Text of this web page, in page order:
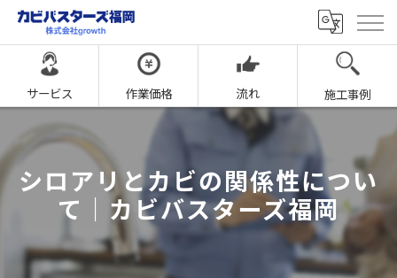
サービス 作業価格 流れ 施工事例
シロアリとカビの関係性につい
て｜カビバスターズ福岡